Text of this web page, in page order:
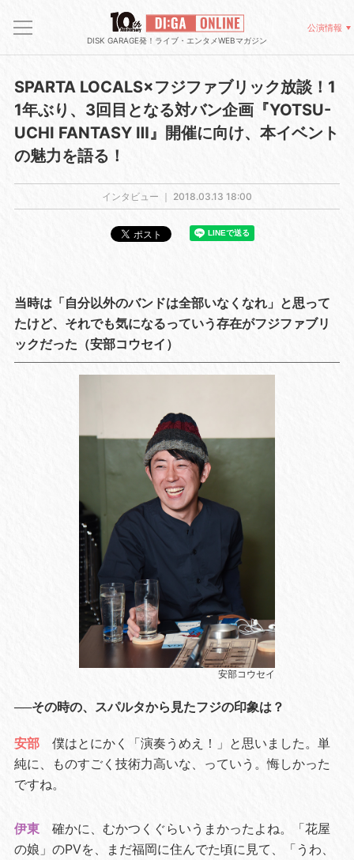
DISK GARAGE発！ライブ・エンタメWEBマガジン
公演情報
SPARTA LOCALS×フジファブリック放談！1
1年ぶり、3回目となる対バン企画『YOTSU-
UCHI FANTASY Ⅲ』開催に向け、本イベント
の魅力を語る！
インタビュー ｜ 2018.03.13 18:00
当時は「自分以外のバンドは全部いなくなれ」と思って
たけど、それでも気になるっていう存在がフジファブリ
ックだった（安部コウセイ）
安部コウセイ
──その時の、スパルタから見たフジの印象は？
安部
僕はとにかく「演奏うめえ！」と思いました。単
純に、ものすごく技術力高いな、っていう。悔しかった
ですね。
伊東
確かに、むかつくぐらいうまかったよね。「花屋
の娘」のPVを、まだ福岡に住んでた頃に見て、「うわ、